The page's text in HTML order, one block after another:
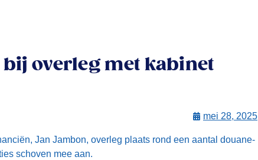
overleg met kabinet
mei 28, 2025
Jan Jambon, overleg plaats rond een aantal douane-
schoven mee aan.